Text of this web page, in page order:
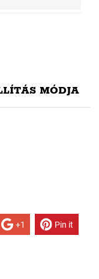
MÓDJA
+1 Pin it